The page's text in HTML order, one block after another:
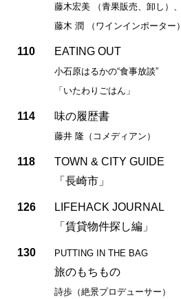
藤木宏美 （青果販売、卸し）、
藤木 潤 （ワインインポーター）
110 EATING OUT
小石原はるかの“食事放談”
「いたわりごはん」
114 味の履歴書
藤井 隆（コメディアン）
118
TOWN & CITY GUIDE
「長崎市」
126
LIFEHACK JOURNAL
「賃貸物件探し編」
130 PUTTING IN THE BAG
旅のもちもの
詩歩（絶景プロデューサー）